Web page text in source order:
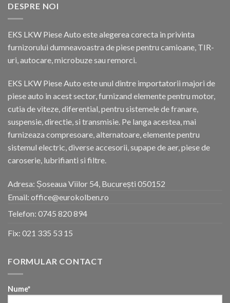
DESPRE NOI
EKS LKW Piese Auto este alegerea corecta in privinta
furnizorului dumneavoastra de piese pentru camioane, TIR-
uri, autocare, microbuze sau remorci.
EKS LKW Piese Auto este unul dintre importatorii majori de
piese auto in acest sector, furnizand elemente pentru motor,
cutia de viteze, diferential, pentru sistemele de franare,
suspensie, directie, si transmisie. Pe langa acestea, mai
furnizeaza compresoare, alternatoare, elemente pentru
sistemul electric, diverse accesorii, supape de aer, piese de
caroserie, lubrifianti si filtre.
Adresa: Șoseaua Viilor 54, București 050152
Email: office@eurokolben.ro
Telefon: 0745 820 894
Fix: 021 335 53 15
FORMULAR CONTACT
Nume*